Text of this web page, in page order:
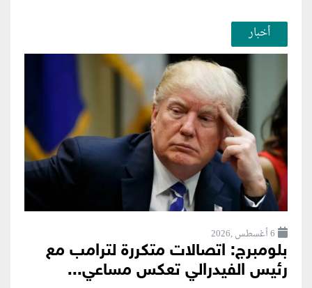
أخبار
6 أغسطس ,2026
بلومبرج: اتصالات متكررة لترامب مع
رئيس الفيدرالي تعكس مساعي...